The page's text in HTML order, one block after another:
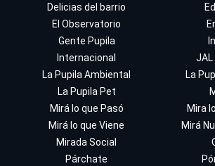
Delicias del barrio
El Observatorio
Gente Pupila
Internacional
JAL
La Pupila Ambiental
La
La Pupila Pet
Mirá lo que Pasó
Mira
Mirá lo que Viene
Mirá
Mirada Social
Párchate